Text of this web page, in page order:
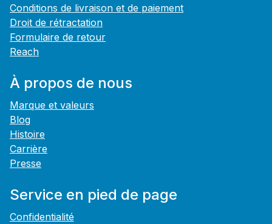
Conditions de livraison et de paiement
Droit de rétractation
Formulaire de retour
Reach
À propos de nous
Marque et valeurs
Blog
Histoire
Carrière
Presse
Service en pied de page
Confidentialité